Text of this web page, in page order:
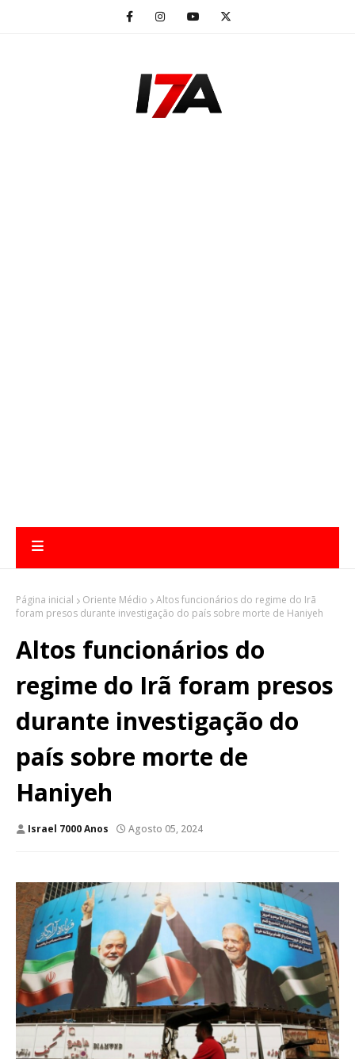
Página inicial Oriente Médio
Altos funcionários do regime do Irã
foram presos durante investigação do país sobre morte de Haniyeh
Altos funcionários do
regime do Irã foram presos
durante investigação do
país sobre morte de
Haniyeh
Israel 7000 Anos Agosto 05, 2024